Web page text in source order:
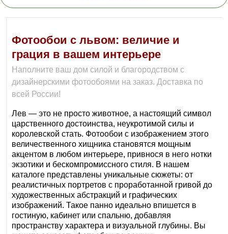
Фотообои с львом: величие и
грация в вашем интерьере
Наполните ваш дом силой и благородством с
дизайнерскими фотообоями на заказ. Доставка по
всей России!
Лев — это не просто животное, а настоящий символ
царственного достоинства, неукротимой силы и
королевской стать. Фотообои с изображением этого
величественного хищника становятся мощным
акцентом в любом интерьере, привнося в него нотки
экзотики и бескомпромиссного стиля. В нашем
каталоге представлены уникальные сюжеты: от
реалистичных портретов с проработанной гривой до
художественных абстракций и графических
изображений. Такое панно идеально впишется в
гостиную, кабинет или спальню, добавляя
пространству характера и визуальной глубины. Вы